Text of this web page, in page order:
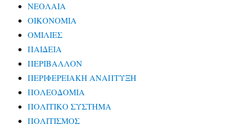
ΝΕΟΛΑΙΑ
ΟΙΚΟΝΟΜΙΑ
ΟΜΙΛΙΕΣ
ΠΑΙΔΕΙΑ
ΠΕΡΙΒΑΛΛΟΝ
ΠΕΡΙΦΕΡΕΙΑΚΗ ΑΝΑΠΤΥΞΗ
ΠΟΛΕΟΔΟΜΙΑ
ΠΟΛΙΤΙΚΟ ΣΥΣΤΗΜΑ
ΠΟΛΙΤΙΣΜΟΣ